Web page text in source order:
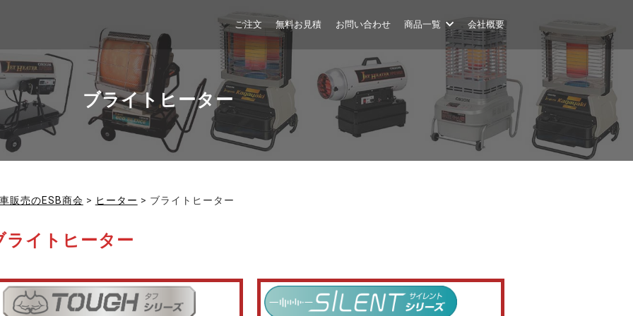
ご注文 無料お見積 お問い合わせ 商品一覧 会社概要
ブライトヒーター
販売のESB商会 > ヒーター > ブライトヒーター
ライトヒーター